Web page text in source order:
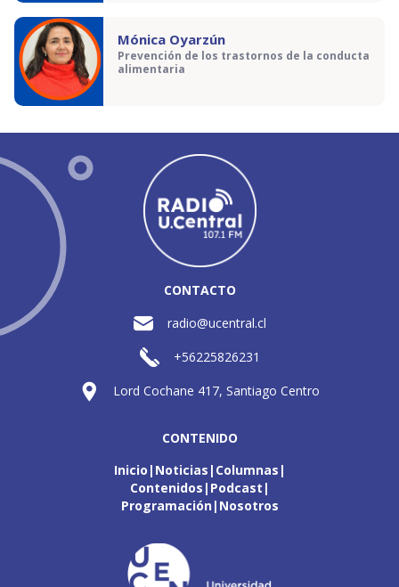
Mónica Oyarzún
Prevención de los trastornos de la conducta
alimentaria
CONTACTO
radio@ucentral.cl
+56225826231
Lord Cochane 417, Santiago Centro
CONTENIDO
Inicio Noticias Columnas
Contenidos Podcast
Programación Nosotros